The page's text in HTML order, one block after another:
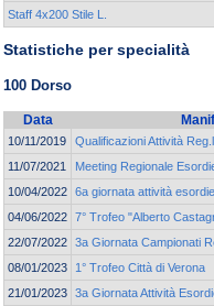
Staff 4x200 Stile L.
Statistiche per specialità
100 Dorso
Data
10/11/2019
Qualificazioni Attività
11/07/2021
Meeting Regionale
10/04/2022 6a giornata attività
04/06/2022 7° Trofeo "Alberto
22/07/2022 3a Giornata Campionati
08/01/2023
1° Trofeo Città di Verona
21/01/2023 3a Giornata Attività